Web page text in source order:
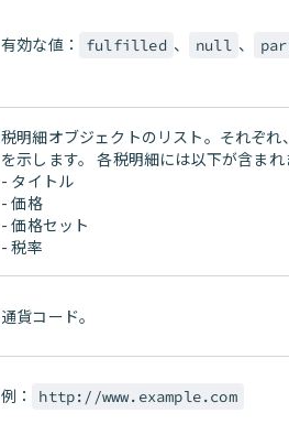
有効な値： fulfilled 、 null 、
税明細オブジェクトのリスト。それぞ
を示します。 各税明細には以下が含まれ
- タイトル
- 価格
- 価格セット
- 税率
通貨コード。
例： http://www.example.com